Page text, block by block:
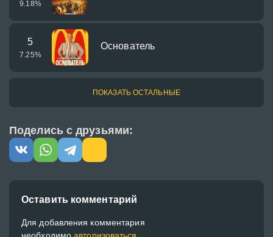
9.18%
5
7.25%
Основатель
ПОКАЗАТЬ ОСТАЛЬНЫЕ
Поделись с друзьями:
Оставить комментарий
Для добавления комментария